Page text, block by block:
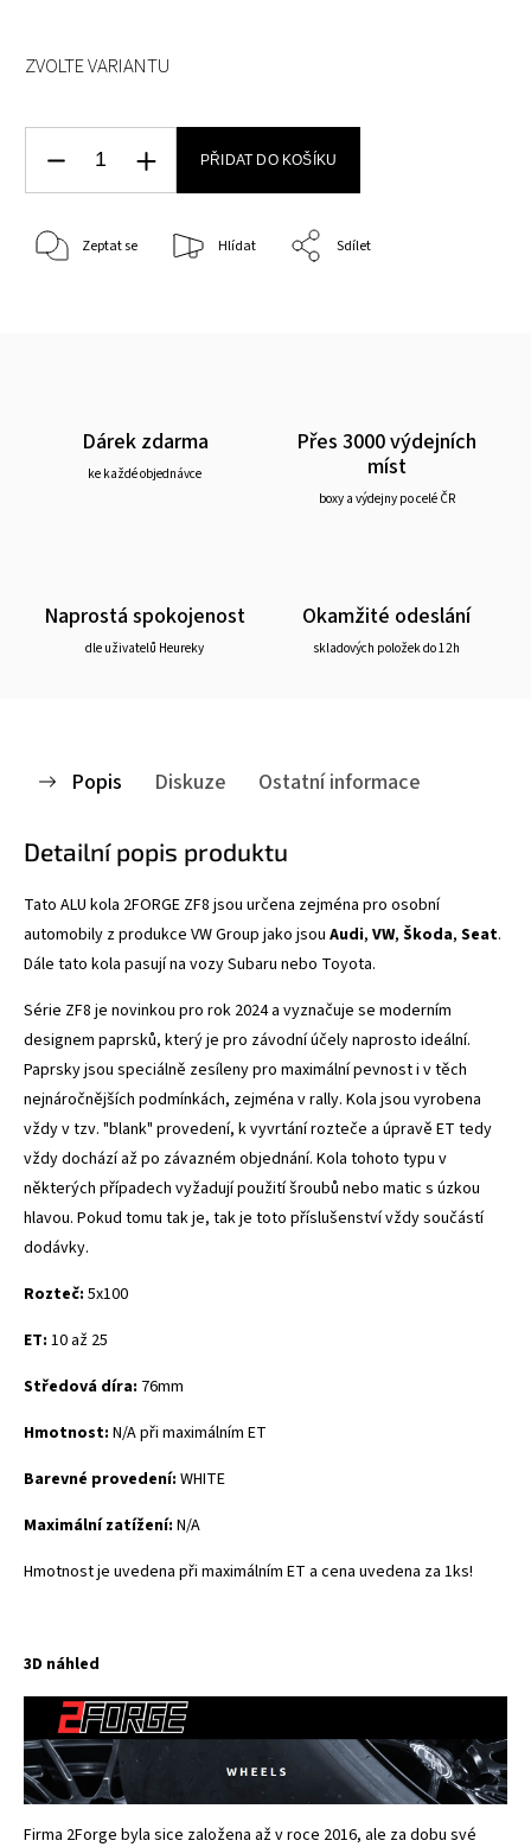
ZVOLTE VARIANTU
PŘIDAT DO KOŠÍKU
Zeptat se Hlídat Sdílet
Dárek zdarma
ke každé objednávce
Přes 3000 výdejních
míst
boxy a výdejny po celé ČR
Naprostá spokojenost
dle uživatelů Heureky
Okamžité odeslání
skladových položek do 12h
Popis Diskuze Ostatní informace
Detailní popis produktu
Tato ALU kola 2FORGE ZF8 jsou určena zejména pro osobní
automobily z produkce VW Group jako jsou Audi, VW, Škoda, Seat.
Dále tato kola pasují na vozy Subaru nebo Toyota.
Série ZF8 je novinkou pro rok 2024 a vyznačuje se moderním
designem paprsků, který je pro závodní účely naprosto ideální.
Paprsky jsou speciálně zesíleny pro maximální pevnost i v těch
nejnáročnějších podmínkách, zejména v rally. Kola jsou vyrobena
vždy v tzv. "blank" provedení, k vyvrtání rozteče a úpravě ET tedy
vždy dochází až po závazném objednání. Kola tohoto typu v
některých případech vyžadují použití šroubů nebo matic s úzkou
hlavou. Pokud tomu tak je, tak je toto příslušenství vždy součástí
dodávky.
Rozteč: 5x100
ET: 10 až 25
Středová díra: 76mm
Hmotnost: N/A při maximálním ET
Barevné provedení: WHITE
Maximální zatížení: N/A
Hmotnost je uvedena při maximálním ET a cena uvedena za 1ks!
3D náhled
Firma 2Forge byla sice založena až v roce 2016, ale za dobu své